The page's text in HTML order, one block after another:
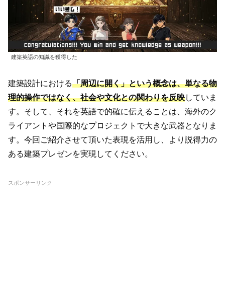
建築英語の知識を獲得した
建築設計における「周辺に開く」という概念は、単なる物
理的操作ではなく、社会や文化との関わりを反映していま
す。そして、それを英語で的確に伝えることは、海外のク
ライアントや国際的なプロジェクトで大きな武器となりま
す。今回ご紹介させて頂いた表現を活用し、より説得力の
ある建築プレゼンを実現してください。
スポンサーリンク